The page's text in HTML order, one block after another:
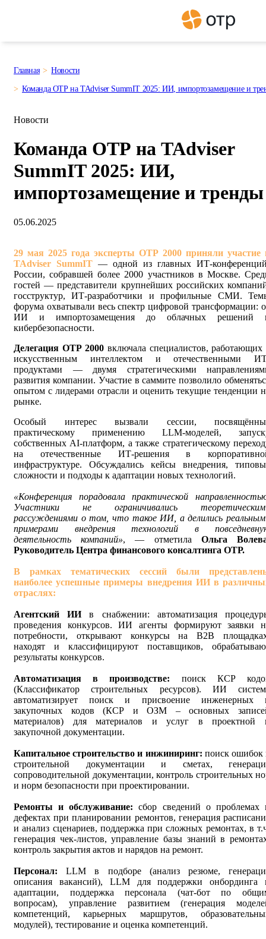
Главная Новости
Команда ОТР на TAdviser SummIT 2025: ИИ, импортозамещение и
Новости
Команда ОТР на TAdviser
SummIT 2025: ИИ,
импортозамещение и тренды
05.06.2025
29 мая 2025 года эксперты ОТР 2000 приняли участие
TAdviser SummIT — одной из главных ИТ-
России, собравшей более 2000 участников в Москве.
гостей — представители крупнейших российских
госструктур, ИТ-разработчики и профильные СМИ.
форума охватывали весь спектр цифровой трансформации:
ИИ и импортозамещения до облачных решений
кибербезопасности.
Делегация ОТР 2000 включала специалистов, работающих
искусственным интеллектом и отечественными
продуктами — двумя стратегическими
развития компании. Участие в саммите позволило
опытом с лидерами отрасли и оценить текущие тенденции
рынке.
Особый интерес вызвали сессии,
практическому применению LLM-моделей,
собственных AI-платформ, а также стратегическому
на отечественные ИТ-решения в
инфраструктуре. Обсуждались кейсы внедрения,
сложности и подходы к адаптации новых технологий.
«Конференция порадовала практической
Участники не ограничивались
рассуждениями о том, что такое ИИ, а делились
примерами внедрения технологий в
деятельность компаний», — отметила Ольга
Руководитель Центра финансового консалтинга ОТР.
В рамках тематических сессий были
наиболее успешные примеры внедрения ИИ в
отраслях:
Агентский ИИв снабжении: автоматизация
проведения конкурсов. ИИ агенты формируют заявки
потребности, открывают конкурсы на B2B
находят и классифицируют поставщиков,
результаты конкурсов.
Автоматизация в производстве: поиск КСР
(Классификатор строительных ресурсов). ИИ
автоматизирует поиск и присвоение инженерных
закупочных кодов (КСР и ОЗМ – основных
материалов) для материалов и услуг в проектной
закупочной документации.
Капитальное строительство и инжиниринг: поиск ошибок
строительной документации и сметах,
сопроводительной документации, контроль строительных
и норм безопасности при проектировании.
Ремонты и обслуживание:сбор сведений о проблемах
дефектах при планировании ремонтов, генерация
и анализ сценариев, поддержка при сложных ремонтах, в
генерация чек-листов, управление базы знаний в
контроль закрытия актов и нарядов на ремонт.
Персонал:LLM в подборе (анализ резюме,
описания вакансий), LLM для поддержки онбординга
адаптации, поддержка персонала (чат-бот по
вопросам), управление развитием (генерация
компетенций, карьерных маршрутов,
модулей), тестирование и оценка компетенций.